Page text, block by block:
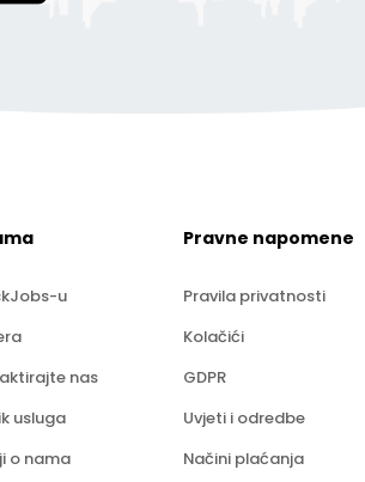
u
nas
usluga
o nama
Pravne napomene
Pravila privatnosti
Kolačići
GDPR
Uvjeti i odredbe
Načini plaćanja